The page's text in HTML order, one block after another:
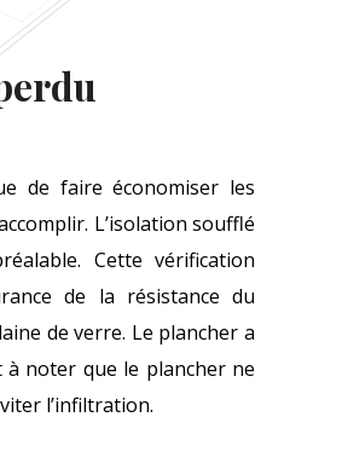
de faire économiser les
L’isolation soufflé
Cette vérification
de la résistance du
de verre. Le plancher a
à noter que le plancher ne
l’infiltration.